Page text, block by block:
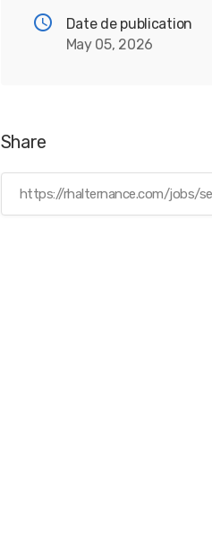
Date de publication
May 05, 2026
Share